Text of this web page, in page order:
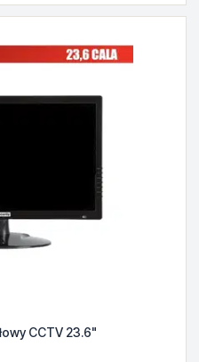
CCTV 23.6"